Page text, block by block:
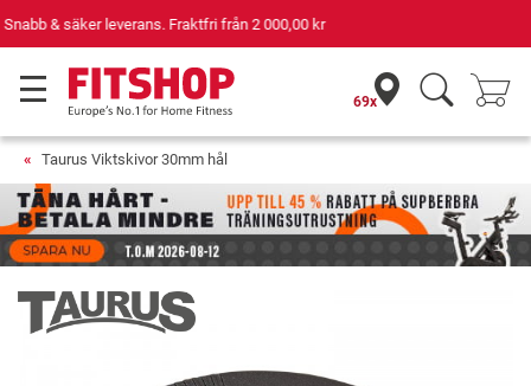
Din expert inom hemmaträning i 42 år
69x
Taurus Viktskivor 30mm hål